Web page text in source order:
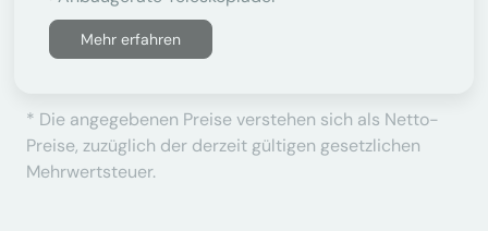
Mehr erfahren
* Die angegebenen Preise verstehen sich als Netto-
Preise, zuzüglich der derzeit gültigen gesetzlichen
Mehrwertsteuer.